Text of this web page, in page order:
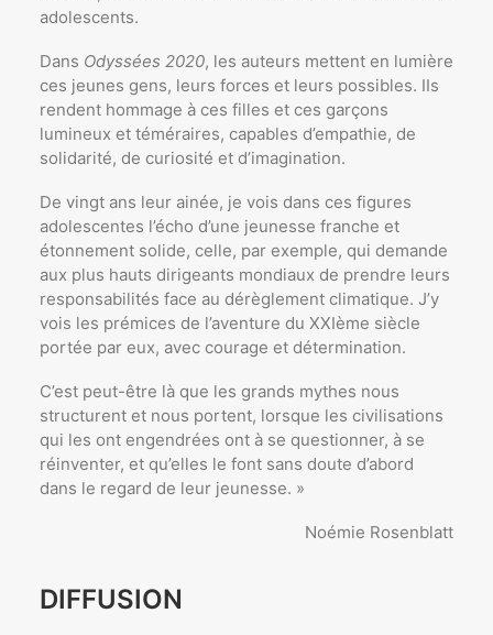
adolescents.
Dans Odyssées 2020, les auteurs mettent en lumière
ces jeunes gens, leurs forces et leurs possibles. IIs
rendent hommage à ces filles et ces garçons
lumineux et téméraires, capables d’empathie, de
solidarité, de curiosité et d’imagination.
De vingt ans leur ainée, je vois dans ces figures
adolescentes l’écho d’une jeunesse franche et
étonnement solide, celle, par exemple, qui demande
aux plus hauts dirigeants mondiaux de prendre leurs
responsabilités face au dérèglement climatique. J’y
vois les prémices de l’aventure du XXIème siècle
portée par eux, avec courage et détermination.
C’est peut-être là que les grands mythes nous
structurent et nous portent, lorsque les civilisations
qui les ont engendrées ont à se questionner, à se
réinventer, et qu’elles le font sans doute d’abord
dans le regard de leur jeunesse. »
Noémie Rosenblatt
DIFFUSION